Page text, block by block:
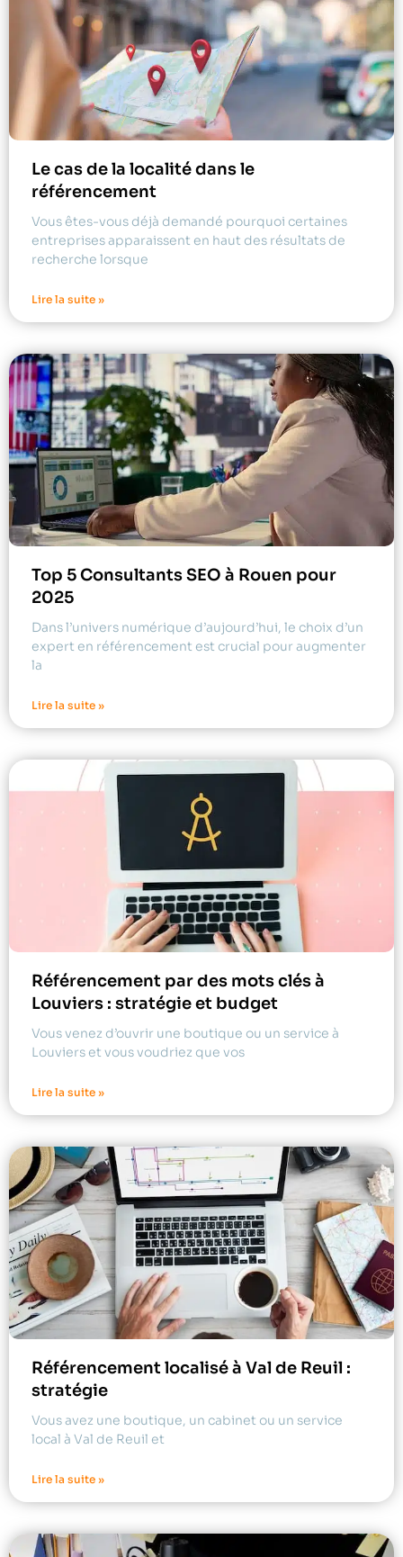
Le cas de la localité dans le
référencement
Vous êtes-vous déjà demandé pourquoi certaines
entreprises apparaissent en haut des résultats de
recherche lorsque
Lire la suite »
Top 5 Consultants SEO à Rouen pour
2025
Dans l’univers numérique d’aujourd’hui, le choix d’un
expert en référencement est crucial pour augmenter
la
Lire la suite »
Référencement par des mots clés à
Louviers : stratégie et budget
Vous venez d’ouvrir une boutique ou un service à
Louviers et vous voudriez que vos
Lire la suite »
Référencement localisé à Val de Reuil :
stratégie
Vous avez une boutique, un cabinet ou un service
local à Val de Reuil et
Lire la suite »